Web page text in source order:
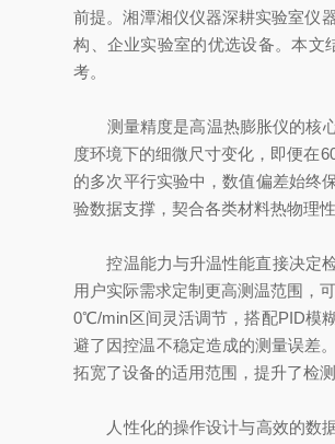
前提。湘潭湘仪仪器深耕实验室仪
构、企业实验室的优选设备。本文
考。
测量精度是高温热膨胀仪的核心
度环境下的细微尺寸变化，即便在
的多次平行实验中，数值偏差始终
验数据支撑，契合各类材料热物理
控温能力与升温性能直接决定检
用户实际需求定制更高测温范围，
0℃/min区间灵活调节，搭配PID模
避了因控温不稳定造成的测量误差
拓宽了设备的适用范围，提升了检
人性化的操作设计与高效的数据